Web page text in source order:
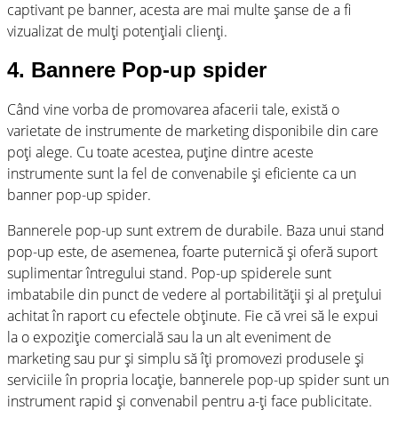
captivant pe banner, acesta are mai multe șanse de a fi
vizualizat de mulți potențiali clienți.
4. Bannere Pop-up spider
Când vine vorba de promovarea afacerii tale, există o
varietate de instrumente de marketing disponibile din care
poți alege. Cu toate acestea, puține dintre aceste
instrumente sunt la fel de convenabile și eficiente ca un
banner pop-up spider.
Bannerele pop-up sunt extrem de durabile. Baza unui stand
pop-up este, de asemenea, foarte puternică și oferă suport
suplimentar întregului stand. Pop-up spiderele sunt
imbatabile din punct de vedere al portabilității și al prețului
achitat în raport cu efectele obținute. Fie că vrei să le expui
la o expoziție comercială sau la un alt eveniment de
marketing sau pur și simplu să îți promovezi produsele și
serviciile în propria locație, bannerele pop-up spider sunt un
instrument rapid și convenabil pentru a-ți face publicitate.